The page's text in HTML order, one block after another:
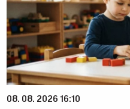
08. 08. 2026 16:10